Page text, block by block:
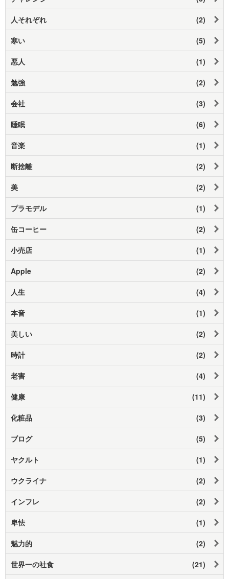
人それぞれ (2)
寒い (5)
悪人 (1)
勉強 (2)
会社 (3)
睡眠 (6)
音楽 (1)
断捨離 (2)
美 (2)
プラモデル (1)
缶コーヒー (2)
小売店 (1)
Apple (2)
人生 (4)
本音 (1)
美しい (2)
時計 (2)
老害 (4)
健康 (11)
化粧品 (3)
ブログ (5)
ヤクルト (1)
ウクライナ (2)
インフレ (2)
卑怯 (1)
魅力的 (2)
世界一の社食 (21)